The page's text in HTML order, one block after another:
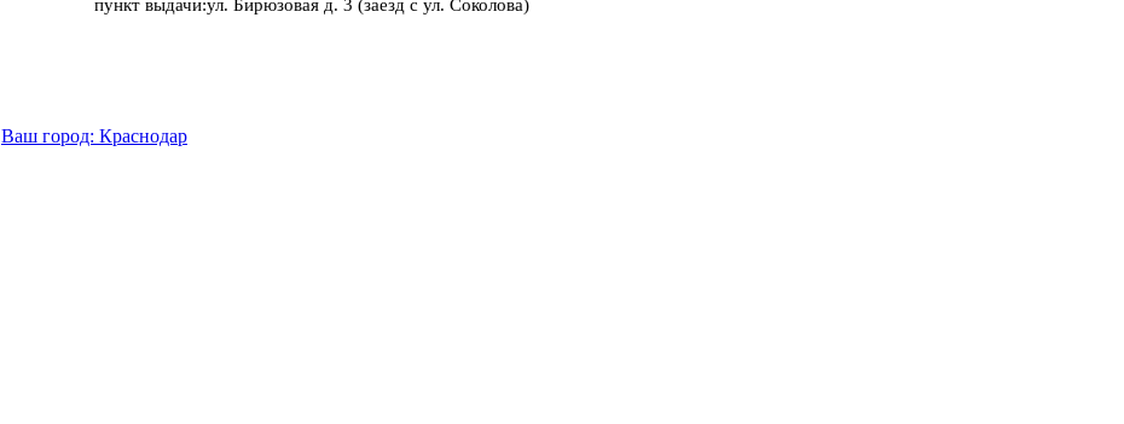
пункт выдачи:ул. Бирюзовая д. 3 (заезд с ул. Соколова)
Ваш город: Краснодар